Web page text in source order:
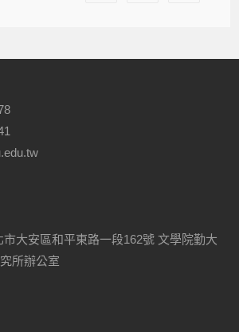
市大安區和平東路一段162號 文學院勤大
所辦公室